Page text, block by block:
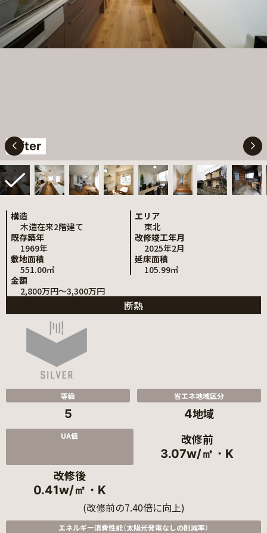
After
構造
木造在来2階建て
エリア
東北
既存築年
1969年
改修竣工年月
2025年2月
敷地面積
551.00㎡
延床面積
105.99㎡
金額
2,800万円～3,300万円
断熱
等級
5
省エネ地域区分
4地域
UA値 改修前
3.07w/㎡・K
改修後
0.41w/㎡・K
(改修前の7.40倍に向上)
エネルギー消費性能（太陽光発電なしの削減率）